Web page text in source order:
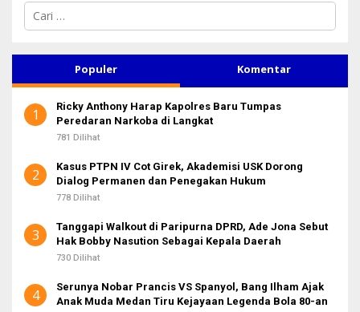
C
i
n
u
k
Populer Komentar
1
Ricky Anthony Harap Kapolres Baru Tumpas
Peredaran Narkoba di Langkat
781 Dilihat
2
Kasus PTPN IV Cot Girek, Akademisi USK Dorong
Dialog Permanen dan Penegakan Hukum
778 Dilihat
3
Tanggapi Walkout di Paripurna DPRD, Ade Jona Sebut
Hak Bobby Nasution Sebagai Kepala Daerah
730 Dilihat
4
Serunya Nobar Prancis VS Spanyol, Bang Ilham Ajak
Anak Muda Medan Tiru Kejayaan Legenda Bola 80-an